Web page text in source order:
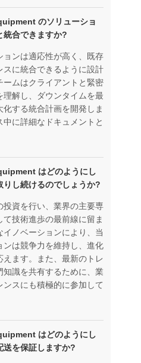
のソリューショ
統合できますか?
ョンは適応性が高く、既存
に統合できるように設計
ームはクライアントと緊密
理解し、ダウンタイムを最
する統合計画を開発しま
に詳細なドキュメントと
はどのようにし
りし続けるのでしょうか?
投資を行い、業界の主要専
技術進歩の最前線に留ま
イノベーションにより、当
は競争力を維持し、進化
ます。また、最新のトレ
知識を共有するために、業
スにも積極的に参加して
はどのようにし
送を保証しますか?